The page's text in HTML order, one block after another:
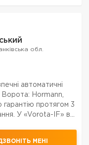
обл.
автоматичні
Ворота: Hormann,
гарантію протягом 3
У «Vorota-IF» ви
МЕНІ